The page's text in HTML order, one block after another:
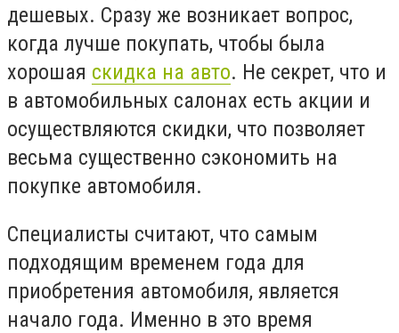
дешевых. Сразу же возникает вопрос,
когда лучше покупать, чтобы была
хорошая скидка на авто. Не секрет, что и
в автомобильных салонах есть акции и
осуществляются скидки, что позволяет
весьма существенно сэкономить на
покупке автомобиля.
Специалисты считают, что самым
подходящим временем года для
приобретения автомобиля, является
начало года. Именно в это время